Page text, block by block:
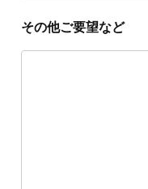
その他ご要望など